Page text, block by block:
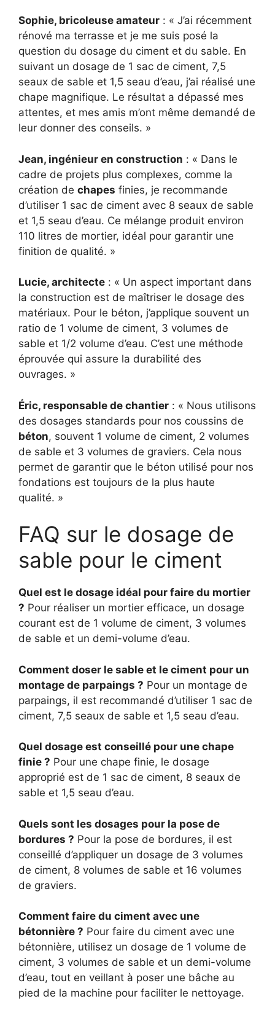
Sophie, bricoleuse amateur : « J’ai récemment
rénové ma terrasse et je me suis posé la
question du dosage du ciment et du sable. En
suivant un dosage de 1 sac de ciment, 7,5
seaux de sable et 1,5 seau d’eau, j’ai réalisé une
chape magnifique. Le résultat a dépassé mes
attentes, et mes amis m’ont même demandé de
leur donner des conseils. »
Jean, ingénieur en construction : « Dans le
cadre de projets plus complexes, comme la
création de chapes finies, je recommande
d’utiliser 1 sac de ciment avec 8 seaux de sable
et 1,5 seau d’eau. Ce mélange produit environ
110 litres de mortier, idéal pour garantir une
finition de qualité. »
Lucie, architecte : « Un aspect important dans
la construction est de maîtriser le dosage des
matériaux. Pour le béton, j’applique souvent un
ratio de 1 volume de ciment, 3 volumes de
sable et 1/2 volume d’eau. C’est une méthode
éprouvée qui assure la durabilité des
ouvrages. »
Éric, responsable de chantier : « Nous utilisons
des dosages standards pour nos coussins de
béton, souvent 1 volume de ciment, 2 volumes
de sable et 3 volumes de graviers. Cela nous
permet de garantir que le béton utilisé pour nos
fondations est toujours de la plus haute
qualité. »
FAQ sur le dosage de
sable pour le ciment
Quel est le dosage idéal pour faire du mortier
? Pour réaliser un mortier efficace, un dosage
courant est de 1 volume de ciment, 3 volumes
de sable et un demi-volume d’eau.
Comment doser le sable et le ciment pour un
montage de parpaings ? Pour un montage de
parpaings, il est recommandé d’utiliser 1 sac de
ciment, 7,5 seaux de sable et 1,5 seau d’eau.
Quel dosage est conseillé pour une chape
finie ? Pour une chape finie, le dosage
approprié est de 1 sac de ciment, 8 seaux de
sable et 1,5 seau d’eau.
Quels sont les dosages pour la pose de
bordures ? Pour la pose de bordures, il est
conseillé d’appliquer un dosage de 3 volumes
de ciment, 8 volumes de sable et 16 volumes
de graviers.
Comment faire du ciment avec une
bétonnière ? Pour faire du ciment avec une
bétonnière, utilisez un dosage de 1 volume de
ciment, 3 volumes de sable et un demi-volume
d’eau, tout en veillant à poser une bâche au
pied de la machine pour faciliter le nettoyage.